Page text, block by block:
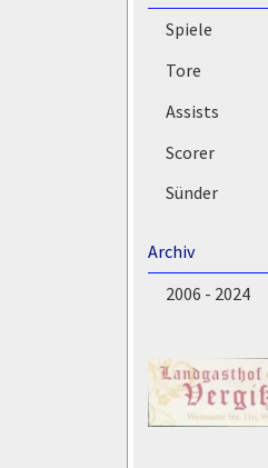
Spiele
Tore
Assists
Scorer
Sünder
Archiv
2006 - 2024